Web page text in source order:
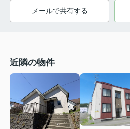
メールで共有する
近隣の物件